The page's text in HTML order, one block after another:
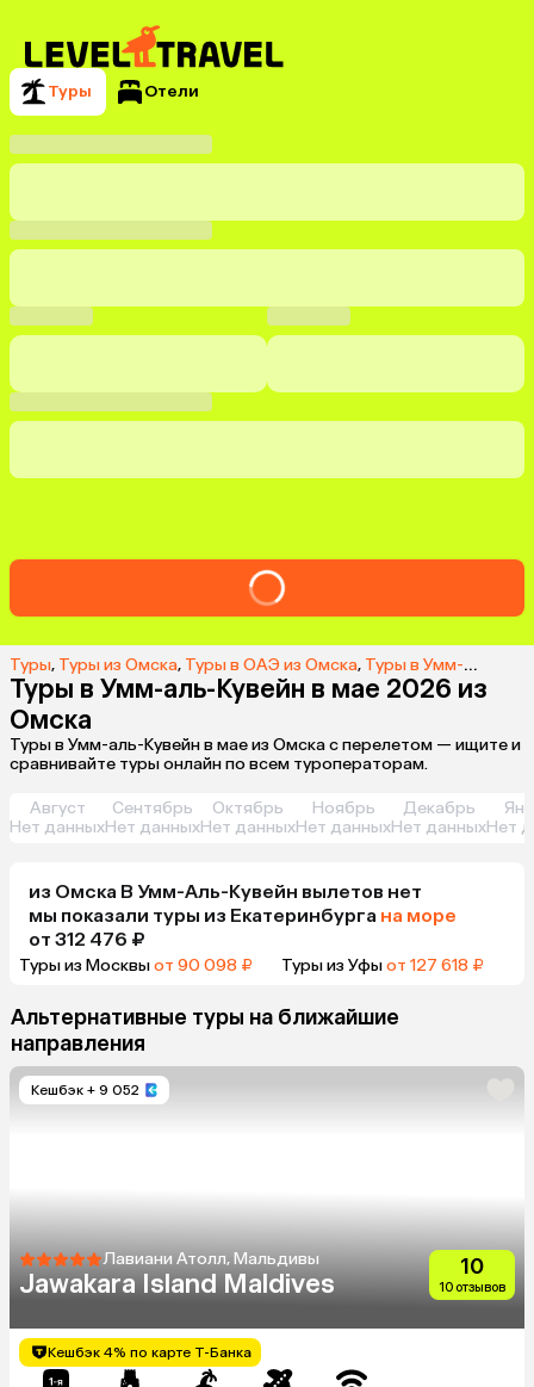
Туры Отели
Туры, Туры из Омска, Туры в ОАЭ из Омска, Туры в Умм-аль-Кувейн из Омска
Туры в Умм-аль-Кувейн в мае 2026 из
Омска
Туры в Умм-аль-Кувейн в мае из Омска с перелетом — ищите и
сравнивайте туры онлайн по всем туроператорам.
Август
Нет данных
Сентябрь
Нет данных
Октябрь
Нет данных
Ноябрь
Нет данных
Декабрь
Нет данныхНет
из Омска В Умм-Аль-Кувейн вылетов нет
мы показали туры из Екатеринбурга на море
от 312 476 ₽
Туры из Москвыот 90 098 ₽ Туры из Уфыот 127 618 ₽
Альтернативные туры на ближайшие
направления
Кешбэк + 9 052
Лавиани Атолл, Мальдивы
Jawakara Island Maldives
10
10 отзывов
Кешбэк 4% по карте Т-Банка